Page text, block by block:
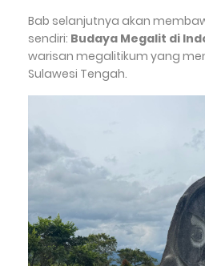
Bab selanjutnya akan
sendiri: Budaya Megalit di
warisan megalitikum yang
Sulawesi Tengah.